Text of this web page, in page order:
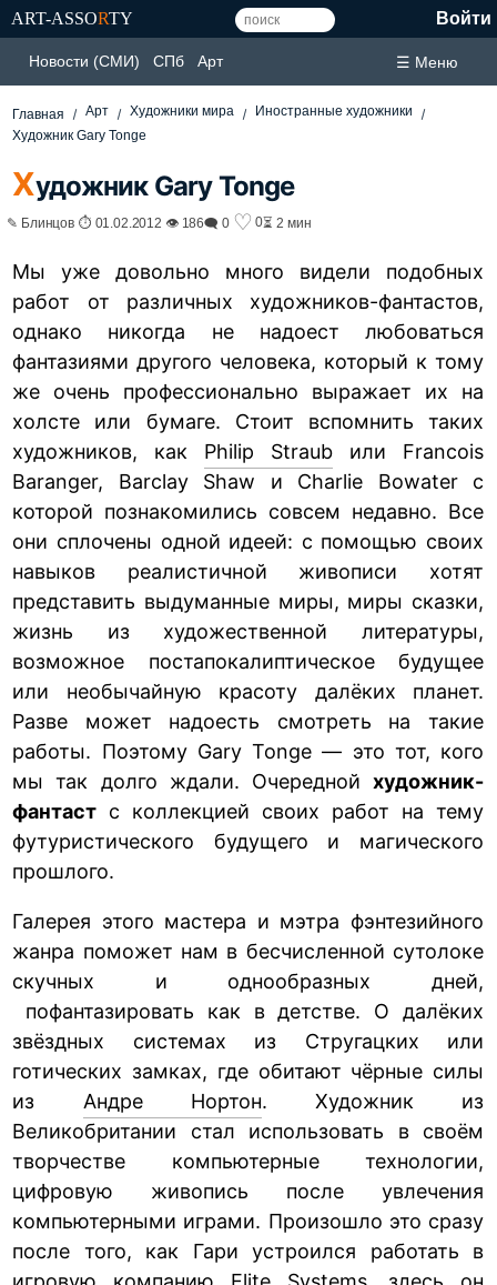
ART-ASSORTY Войти
Новости (СМИ) СПб Арт ☰ Меню
Главная Арт Художники мира
Иностранные художники
Художник Gary Tonge
Художник Gary Tonge
✎ Блинцов ⏱ 01.02.2012 👁 186🗨 0 ♡ 0⏳ 2 мин
Мы уже довольно много видели подобных
работ от различных художников-фантастов,
однако никогда не надоест любоваться
фантазиями другого человека, который к тому
же очень профессионально выражает их на
холсте или бумаге. Стоит вспомнить таких
художников, как Philip Straub или Francois
Baranger, Barclay Shaw и Charlie Bowater с
которой познакомились совсем недавно. Все
они сплочены одной идеей: с помощью своих
навыков реалистичной живописи хотят
представить выдуманные миры, миры сказки,
жизнь из художественной литературы,
возможное постапокалиптическое будущее
или необычайную красоту далёких планет.
Разве может надоесть смотреть на такие
работы. Поэтому Gary Tonge — это тот, кого
мы так долго ждали. Очередной художник-
фантаст с коллекцией своих работ на тему
футуристического будущего и магического
прошлого.
Галерея этого мастера и мэтра фэнтезийного
жанра поможет нам в бесчисленной сутолоке
скучных и однообразных дней,
пофантазировать как в детстве. О далёких
звёздных системах из Стругацких или
готических замках, где обитают чёрные силы
из Андре Нортон. Художник из
Великобритании стал использовать в своём
творчестве компьютерные технологии,
цифровую живопись после увлечения
компьютерными играми. Произошло это сразу
после того, как Гари устроился работать в